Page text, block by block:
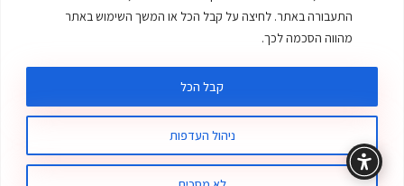
התעבורה באתר. לחיצה על קבל הכל או המשך השימוש באתר
מהווה הסכמה לכך.
ניהול העדפות
קבל הכל
ממולאים
מרקים
עוף
© כל הזכויות שמורות לענת אלישע | עיצוב ובניית אתר
תקנון האתר מדיניות פרטיות